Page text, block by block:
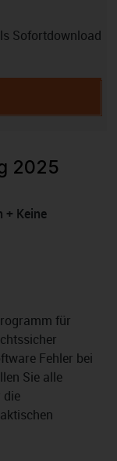
Sofortdownload
2025
+ Keine
für
Fehler bei
Sie alle
die